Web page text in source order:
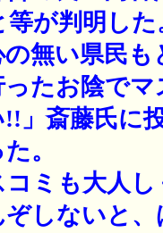
が判明し
無い県民
ったお陰で
!!」斎藤氏に
。
コミも大人
しないと